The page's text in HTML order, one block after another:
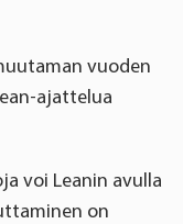
vuoden
ajattelua
voi Leanin avulla
on